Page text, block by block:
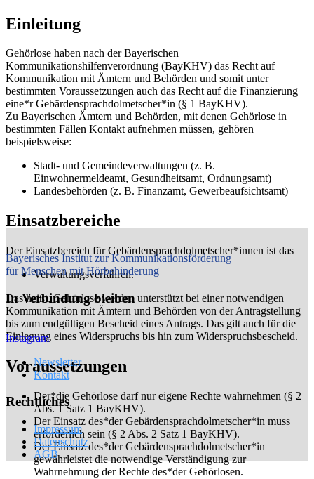
Einleitung
Gehörlose haben nach der Bayerischen
Kommunikationshilfenverordnung (BayKHV) das Recht auf
Kommunikation mit Ämtern und Behörden und somit unter
bestimmten Voraussetzungen auch das Recht auf die Finanzierung
eine*r Gebärdensprachdolmetscher*in (§ 1 BayKHV).
Zu Bayerischen Ämtern und Behörden, mit denen Gehörlose in
bestimmten Fällen Kontakt aufnehmen müssen, gehören
beispielsweise:
Stadt- und Gemeindeverwaltungen (z. B.
Einwohnermeldeamt, Gesundheitsamt, Ordnungsamt)
Landesbehörden (z. B. Finanzamt, Gewerbeaufsichtsamt)
Einsatzbereiche
Der Einsatzbereich für Gebärdensprachdolmetscher*innen ist das
Verwaltungsverfahren.
Das heißt, Gehörlose werden unterstützt bei einer notwendigen
Kommunikation mit Ämtern und Behörden von der Antragstellung
bis zum endgültigen Bescheid eines Antrags. Das gilt auch für die
Einlegung eines Widerspruchs bis hin zum Widerspruchsbescheid.
Voraussetzungen
Der*die Gehörlose darf nur eigene Rechte wahrnehmen (§ 2
Abs. 1 Satz 1 BayKHV).
Der Einsatz des*der Gebärdensprachdolmetscher*in muss
erforderlich sein (§ 2 Abs. 2 Satz 1 BayKHV).
Der Einsatz des*der Gebärdensprachdolmetscher*in
gewährleistet die notwendige Verständigung zur
Wahrnehmung der Rechte des*der Gehörlosen.
Bayerisches Institut zur Kommunikationsförderung
für Menschen mit Hörbehinderung
In Verbindung bleiben
Instagram
Newsletter
Kontakt
Rechtliches
Impressum
Datenschutz
AGB